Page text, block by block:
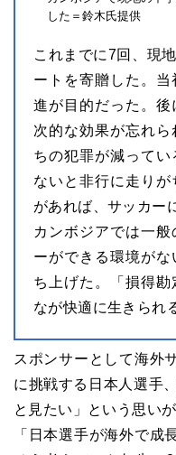
した＝鈴木氏提供
これまでに7回、現
ートを寄贈した。
進が目的だった。後
次的な効果が忘れ
ちの犯罪が減って
ないと非行に走り
があれば、サッカー
カンボジアでは一
ーができる環境が
ち上げた。「損得
なが快適に生きられ
スポンサーとして海外
に挑戦する日本人選手
と見たい」という思い
「日本選手が海外で成